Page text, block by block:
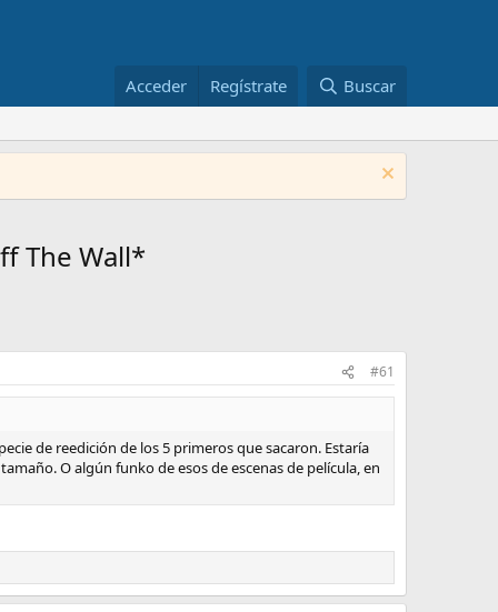
Acceder Regístrate Buscar
The Wall*
#61
de reedición de los 5 primeros que sacaron. Estaría
O algún funko de esos de escenas de película, en